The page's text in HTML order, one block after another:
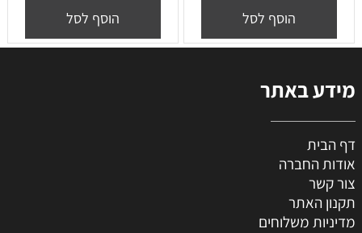
הוסף לסל הוסף לסל
מידע באתר
דף הבית
אודות החברה
צור קשר
תקנון האתר
מדיניות משלוחים